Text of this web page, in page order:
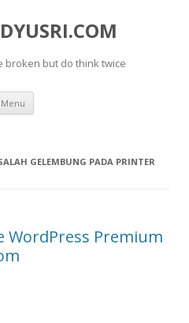
broken but do think twice
Menu Skip
content
GELEMBUNG PADA PRINTER
WordPress Premium